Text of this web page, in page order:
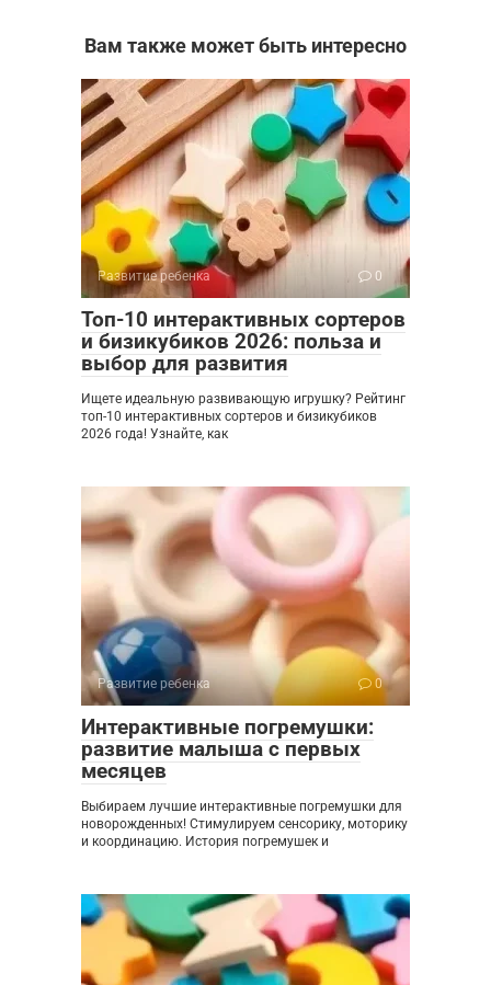
Вам также может быть интересно
Развитие ребенка 0
Топ-10 интерактивных сортеров
и бизикубиков 2026: польза и
выбор для развития
Ищете идеальную развивающую игрушку? Рейтинг
топ-10 интерактивных сортеров и бизикубиков
2026 года! Узнайте, как
Развитие ребенка 0
Интерактивные погремушки:
развитие малыша с первых
месяцев
Выбираем лучшие интерактивные погремушки для
новорожденных! Стимулируем сенсорику, моторику
и координацию. История погремушек и